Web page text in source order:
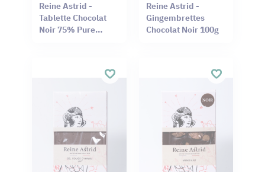
Reine Astrid -
Tablette Chocolat
Noir 75% Pure
Reine Astrid -
Gingembrettes
Chocolat Noir 100g